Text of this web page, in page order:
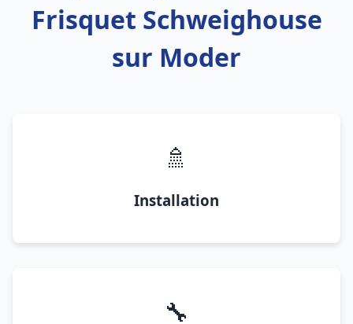
Frisquet Schweighouse
sur Moder
🚿
Installation
🔧